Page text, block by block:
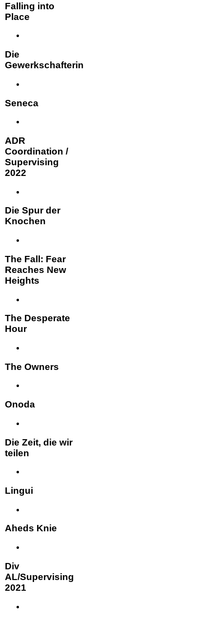
Falling into
Place
Die
Gewerkschafterin
Seneca
ADR
Coordination /
Supervising
2022
Die Spur der
Knochen
The Fall: Fear
Reaches New
Heights
The Desperate
Hour
The Owners
Onoda
Die Zeit, die wir
teilen
Lingui
Aheds Knie
Div
AL/Supervising
2021